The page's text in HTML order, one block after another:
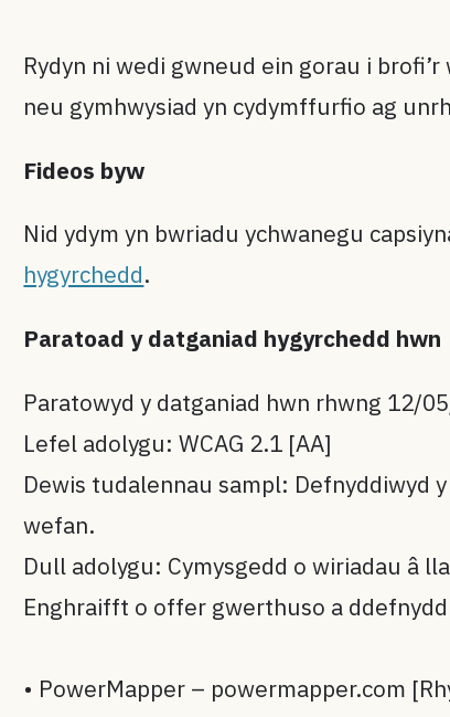
Rydyn ni wedi gwneud ein gorau i
neu gymhwysiad yn cydymffurfio ag
Fideos byw
Nid ydym yn bwriadu ychwanegu
hygyrchedd.
Paratoad y datganiad hygyrchedd hwn
Paratowyd y datganiad hwn rhwng 12/
Lefel adolygu: WCAG 2.1 [AA]
Dewis tudalennau sampl: Defnyddiwyd
wefan.
Dull adolygu: Cymysgedd o wiriadau â
Enghraifft o offer gwerthuso a
• PowerMapper – powermapper.com